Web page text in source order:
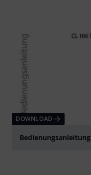
DOWNLOAD
Bedienungsanleitung